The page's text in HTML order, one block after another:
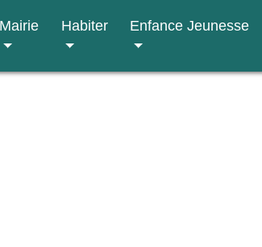
Mairie Habiter Enfance Jeunesse